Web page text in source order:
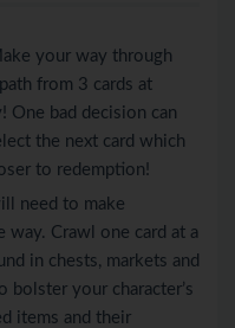
your way through
from 3 cards at
One bad decision can
the next card which
to redemption!
need to make
Crawl one card at a
in chests, markets and
bolster your character’s
items and their